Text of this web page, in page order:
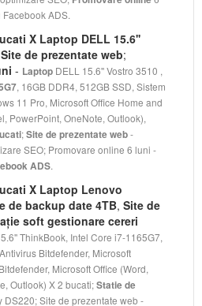
ADS.
X Laptop DELL 15.6''
Site de prezentate web;
- Laptop DELL 15.6'' Vostro 3510 ,
, 16GB DDR4, 512GB SSD, Sistem
11 Pro, Microsoft Office Home and
PowerPoint, OneNote, Outlook),
;Site de prezentate web-
SEO; Promovare online 6 luni -
ADS.
X Laptop Lenovo
de backup date 4TB, Site de
soft gestionare cereri
ThinkBook, Intel Core i7-1165G7,
Bitdefender, Microsoft
Microsoft Office (Word,
Outlook) X 2 bucati;Statie de
DS220; Site de prezentate web -